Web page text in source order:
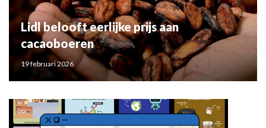
Lidl belooft eerlijke prijs aan
cacaoboeren
19 februari 2026